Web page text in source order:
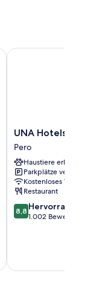
UNA
Hotels
Expo
Fiera
Milano
Pero
UNA Hotels Expo
Pero
Haustiere erlaubt
Parkplätze verfügbar
Kostenloses WLAN
Restaurant
8.8
von
8,8 Hervorragend
1.002 Bewertungen
UNA Hotels Expo